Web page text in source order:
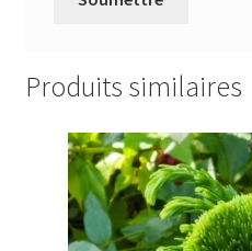
Produits similaires